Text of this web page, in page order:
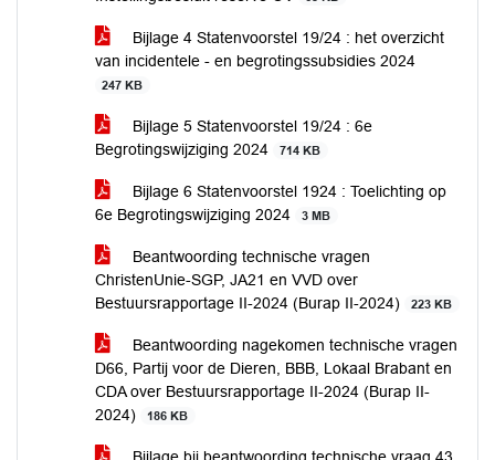
Bijlage 4 Statenvoorstel 19/24 : het overzicht
van incidentele - en begrotingssubsidies 2024
247 KB
Bijlage 5 Statenvoorstel 19/24 : 6e
Begrotingswijziging 2024
714 KB
Bijlage 6 Statenvoorstel 1924 : Toelichting op
6e Begrotingswijziging 2024
3 MB
Beantwoording technische vragen
ChristenUnie-SGP, JA21 en VVD over
Bestuursrapportage II-2024 (Burap II-2024)
223 KB
Beantwoording nagekomen technische vragen
D66, Partij voor de Dieren, BBB, Lokaal Brabant en
CDA over Bestuursrapportage II-2024 (Burap II-
2024)
186 KB